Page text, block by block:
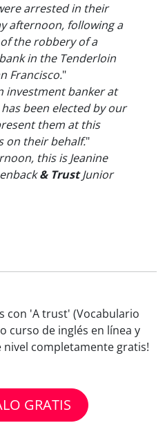
arrested in their
afternoon, following a
the robbery of a
in the Tenderloin
Francisco."
investment banker at
been elected by our
them at this
on their behalf."
this is Jeanine
& TrustJunior
con 'A trust' (Vocabulario
curso de inglés en línea y
nivel completamente gratis!
GRATIS